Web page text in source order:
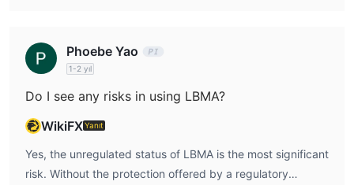
traders, but not ideal for anyone looking for broader
market exposure.
Phoebe Yao
1-2 yıl
Do I see any risks in using LBMA?
WikiFXYanıt
Yes, the unregulated status of LBMA is the most significant
risk. Without the protection offered by a regulatory